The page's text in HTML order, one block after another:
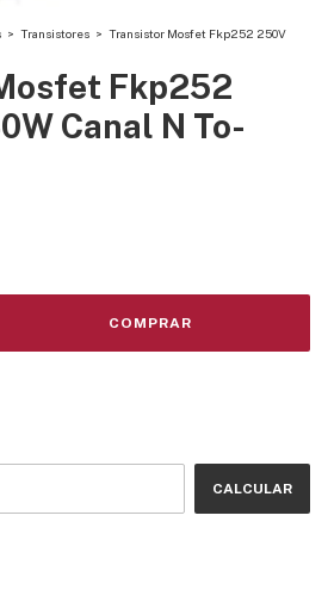
> Transistores > Transistor Mosfet Fkp252 250V
Fkp252
Canal N To-
CALCULAR